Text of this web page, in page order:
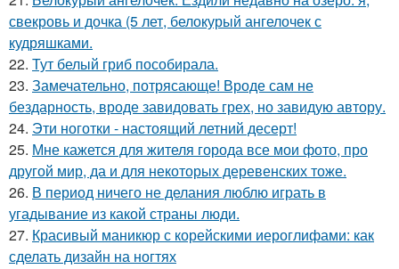
свекровь и дочка (5 лет, белокурый ангелочек с
кудряшками.
22. Тут белый гриб пособирала.
23. Замечательно, потрясающе! Вроде сам не
бездарность, вроде завидовать грех, но завидую автору.
24. Эти ноготки - настоящий летний десерт!
25. Мне кажется для жителя города все мои фото, про
другой мир, да и для некоторых деревенских тоже.
26. В период ничего не делания люблю играть в
угадывание из какой страны люди.
27. Красивый маникюр с корейскими иероглифами: как
сделать дизайн на ногтях